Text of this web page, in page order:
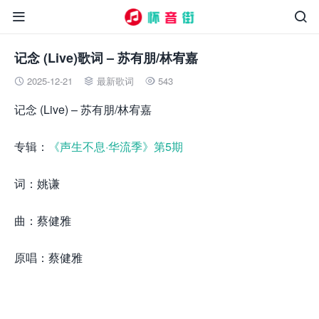


记念 (Live)歌词 – 苏有朋/林宥嘉
 2025-12-21  最新歌词  543
记念 (Live) – 苏有朋/林宥嘉
专辑： 《声生不息·华流季》第5期
词：姚谦
曲：蔡健雅
原唱：蔡健雅